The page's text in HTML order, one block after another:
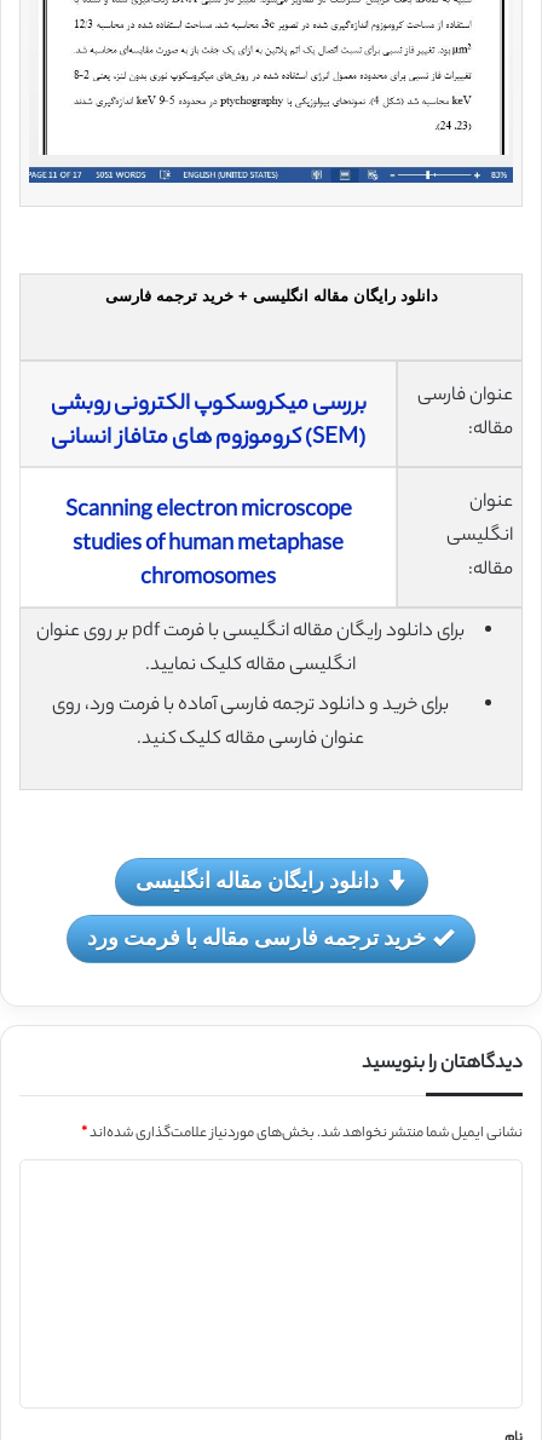
دانلود رایگان مقاله انگلیسی + خرید ترجمه فارسی
عنوان فارسی
مقاله:
بررسی میکروسکوپ الکترونی روبشی
(SEM) کروموزوم های متافاز انسانی
عنوان
انگلیسی
مقاله:
Scanning electron microscope
studies of human metaphase
chromosomes
برای دانلود رایگان مقاله انگلیسی با فرمت pdf بر روی عنوان
انگلیسی مقاله کلیک نمایید.
برای خرید و دانلود ترجمه فارسی آماده با فرمت ورد، روی
عنوان فارسی مقاله کلیک کنید.
دانلود رایگان مقاله انگلیسی
خرید ترجمه فارسی مقاله با فرمت ورد
دیدگاهتان را بنویسید
نشانی ایمیل شما منتشر نخواهد شد.بخش‌های موردنیاز علامت‌گذاری شده‌اند*